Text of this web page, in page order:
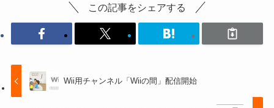
この記事をシェアする
Wii用チャンネル「Wiiの間」配信開始